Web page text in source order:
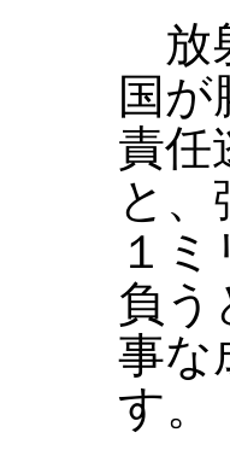
放
国が
責任
と
１
負う
事な
す。